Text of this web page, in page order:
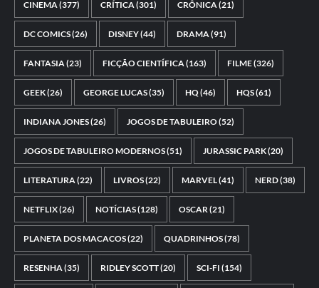
CINEMA(377) CRÍTICA(301) CRÔNICA(21)
DC COMICS(26) DISNEY(44) DRAMA(91)
FANTASIA(23) FICÇÃO CIENTÍFICA(163) FILME(326)
GEEK(26) GEORGE LUCAS(35) HQ(46) HQS(61)
INDIANA JONES(26) JOGOS DE TABULEIRO(52)
JOGOS DE TABULEIRO MODERNOS(51) JURASSIC PARK(20)
LITERATURA(22) LIVROS(22) MARVEL(41) NERD(38)
NETFLIX(26) NOTÍCIAS(128) OSCAR(21)
PLANETA DOS MACACOS(22) QUADRINHOS(78)
RESENHA(35) RIDLEY SCOTT(20) SCI-FI (154)